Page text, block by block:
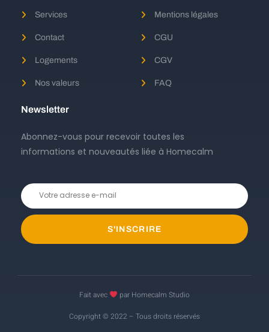
Services
Contact
Logements
Nos valeurs
Mentions légales
CGU
CGV
FAQ
Newsletter
Abonnez-vous pour recevoir toutes les
informations et nouveautés liée à Homecalm
S'INSCRIRE
Fait avec
par Homecalm Studio
Copyright © 2022 – Tous droits réservés